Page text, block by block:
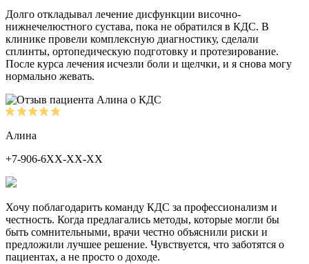
Долго откладывал лечение дисфункции височно-
нижнечелюстного сустава, пока не обратился в КДС. В
клинике провели комплексную диагностику, сделали
сплинты, ортопедическую подготовку и протезирование.
После курса лечения исчезли боли и щелчки, и я снова могу
нормально жевать.
Алина
+7-906-6ХХ-ХХ-ХХ
Хочу поблагодарить команду КДС за профессионализм и
честность. Когда предлагались методы, которые могли бы
быть сомнительными, врачи честно объяснили риски и
предложили лучшее решение. Чувствуется, что заботятся о
пациентах, а не просто о доходе.